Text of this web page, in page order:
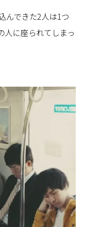
んできた2人は1つ
人に座られてしまっ